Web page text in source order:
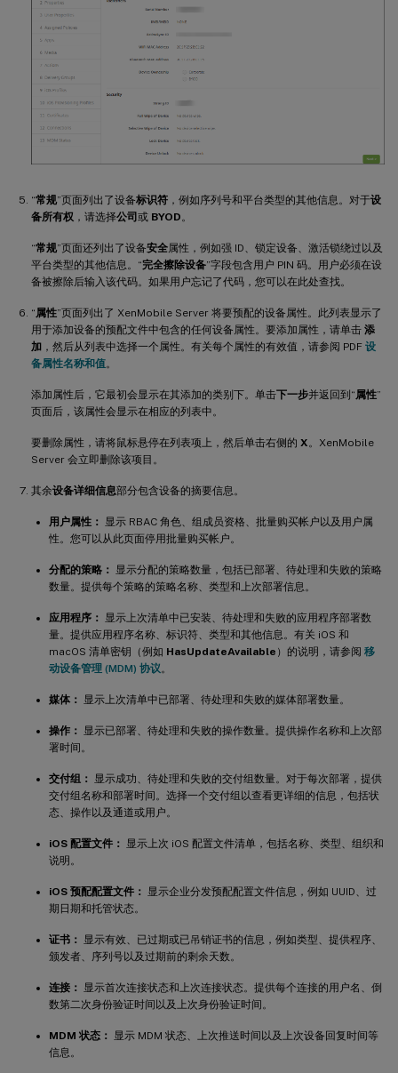
“常规”页面列出了设备标识符 ，例如序列号和平台类型的其他信息。对于设
备所有权 ，请选择公司 或 BYOD。
“常规”页面还列出了设备安全属性，例如强 ID、锁定设备、激活锁绕过以及
平台类型的其他信息。“完全擦除设备”字段包含用户 PIN 码。用户必须在设
备被擦除后输入该代码。如果用户忘记了代码，您可以在此处查找。
“属性”页面列出了 XenMobile Server 将要预配的设备属性。此列表显示了
用于添加设备的预配文件中包含的任何设备属性。要添加属性，请单击 添
加 ，然后从列表中选择一个属性。有关每个属性的有效值，请参阅 PDF 设
备属性名称和值。
添加属性后，它最初会显示在其添加的类别下。单击下一步并返回到“属性”
页面后，该属性会显示在相应的列表中。
要删除属性，请将鼠标悬停在列表项上，然后单击右侧的 X。XenMobile
Server 会立即删除该项目。
其余设备详细信息部分包含设备的摘要信息。
用户属性：
显示 RBAC 角色、组成员资格、批量购买帐户以及用户属
性。您可以从此页面停用批量购买帐户。
分配的策略：
显示分配的策略数量，包括已部署、待处理和失败的策略
数量。提供每个策略的策略名称、类型和上次部署信息。
应用程序：
显示上次清单中已安装、待处理和失败的应用程序部署数
量。提供应用程序名称、标识符、类型和其他信息。有关 iOS 和
macOS 清单密钥（例如 HasUpdateAvailable ）的说明，请参阅 移
动设备管理 (MDM) 协议。
媒体： 显示上次清单中已部署、待处理和失败的媒体部署数量。
操作：
显示已部署、待处理和失败的操作数量。提供操作名称和上次部
署时间。
交付组：
显示成功、待处理和失败的交付组数量。对于每次部署，提供
交付组名称和部署时间。选择一个交付组以查看更详细的信息，包括状
态、操作以及通道或用户。
iOS 配置文件：
显示上次 iOS 配置文件清单，包括名称、类型、组织和
说明。
iOS 预配配置文件：
显示企业分发预配配置文件信息，例如 UUID、过
期日期和托管状态。
证书：
显示有效、已过期或已吊销证书的信息，例如类型、提供程序、
颁发者、序列号以及过期前的剩余天数。
连接：
显示首次连接状态和上次连接状态。提供每个连接的用户名、倒
数第二次身份验证时间以及上次身份验证时间。
MDM 状态：
显示 MDM 状态、上次推送时间以及上次设备回复时间等
信息。